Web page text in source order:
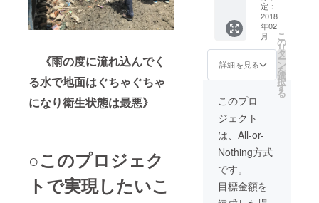
《雨の度に流れ込んでく
る水で地面はぐちゃぐちゃ
になり衛生状態は最悪》
○このプロジェク
トで実現したいこ
の車両
命名権
を提供
しま
す。 三
輪タク
シーに
お好き
な名前
を付け
ていた
だき、
車両を
ドゥー
の名前
で呼ん
定：
2018
年02
月
詳細を見る
こ
の
リ
タ
ー
ン
を
選
択
す
る
このプロ
ジェクト
は、All-or-
Nothing方式
です。
目標金額を